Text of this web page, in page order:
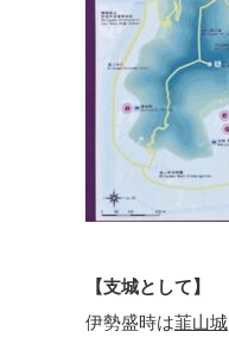
【支城として】
伊勢盛時は韮山城